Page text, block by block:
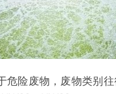
危险废物，废物类别